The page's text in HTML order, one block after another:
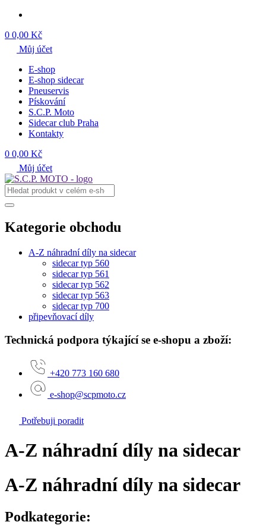
0 0,00 Kč
Můj účet
E-shop
E-shop sidecar
Pneuservis
Pískování
S.C.P. Moto
Sidecar club Praha
Kontakty
0 0,00 Kč
Můj účet
Kategorie obchodu
A-Z náhradní díly na sidecar
sidecar typ 560
sidecar typ 561
sidecar typ 562
sidecar typ 563
sidecar typ 700
připevňovací díly
Technická podpora týkající se e-shopu a zboží:
+420 773 160 680
e-shop@scpmoto.cz
Potřebuji poradit
A-Z náhradní díly na sidecar
A-Z náhradní díly na sidecar
Podkategorie: